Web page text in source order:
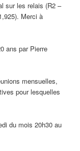
sur les relais (R2 –
Merci à
ans par Pierre
mensuelles,
pour lesquelles
du mois 20h30 au